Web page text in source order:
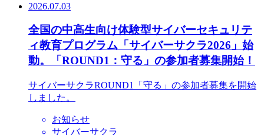
2026.07.03
全国の中高生向け体験型サイバーセキュリテ
ィ教育プログラム「サイバーサクラ2026」始
動。「ROUND1：守る」の参加者募集開始！
サイバーサクラROUND1「守る」の参加者募集を開始
しました。
お知らせ
サイバーサクラ